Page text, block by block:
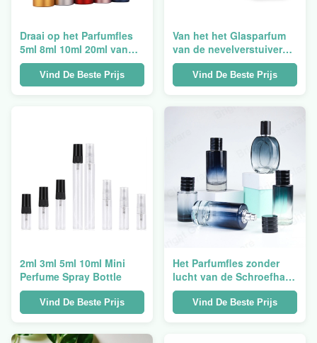
Draai op het Parfumfles
5ml 8ml 10ml 20ml van
het Glasaluminium
Vind De Beste Prijs
Van het het Glasparfum
van de nevelverstuiver
Zwarte Duidelijke
Vierkante de Nevelfles
30ml 50ml 100ml
Vind De Beste Prijs
2ml 3ml 5ml 10ml Mini
Perfume Spray Bottle
Vind De Beste Prijs
Het Parfumfles zonder
lucht van de Schroefhals
voor Mensen 55ml 70ml
100mlVind De Beste Prijs